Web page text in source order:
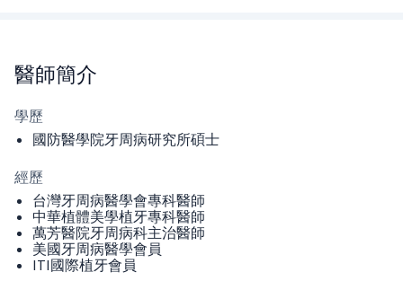
醫師簡介
學歷
國防醫學院牙周病研究所碩士
經歷
台灣牙周病醫學會專科醫師
中華植體美學植牙專科醫師
萬芳醫院牙周病科主治醫師
美國牙周病醫學會員
ITI國際植牙會員